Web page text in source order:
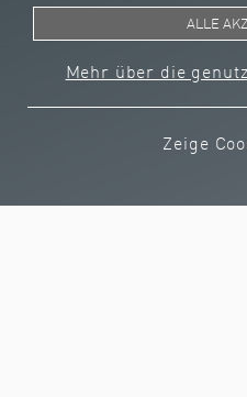
Technologien und
Weltweit ca. 800
Kontinuierliche
Sicherheit am
Regelmäßige
ALLE
Mehr über die
Zeige